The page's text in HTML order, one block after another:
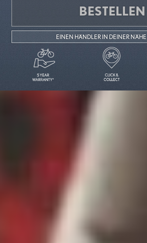
BESTELLEN
EINEN HÄNDLER IN DEINER